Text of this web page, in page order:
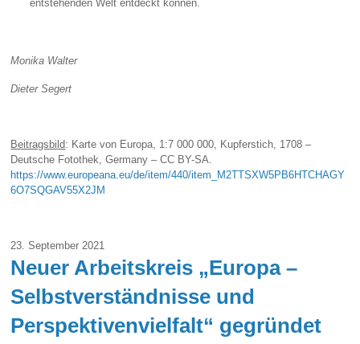
entstehenden Welt entdeckt können.
Monika Walter
Dieter Segert
Beitragsbild: Karte von Europa, 1:7 000 000, Kupferstich, 1708 –
Deutsche Fotothek, Germany – CC BY-SA.
https://www.europeana.eu/de/item/440/item_M2TTSXW5PB6HTCHAGY
6O7SQGAV55X2JM
23. September 2021
Neuer Arbeitskreis „Europa –
Selbstverständnisse und
Perspektivenvielfalt“ gegründet